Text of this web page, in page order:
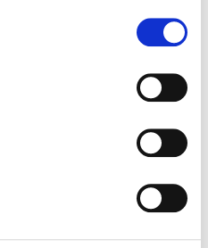
Kosárba teszem
(0)